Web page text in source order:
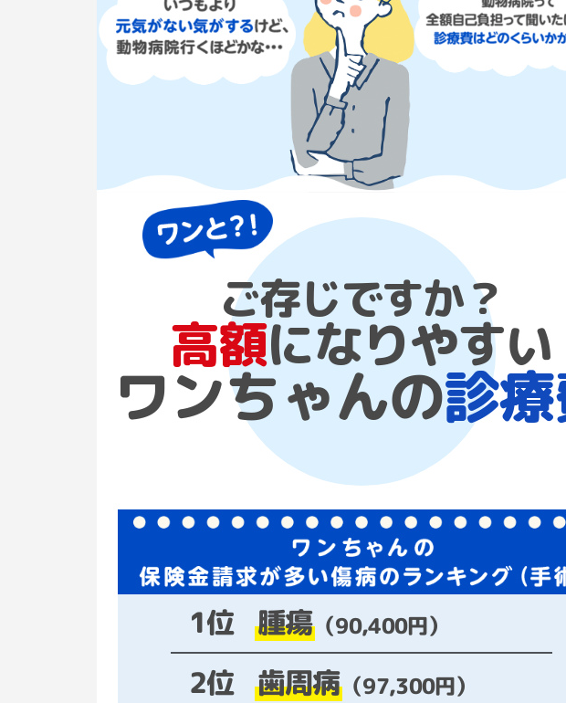
ご存じですか？
高額になりやすい
ワンちゃんの診
1位 腫瘍 （90,400円）
2位 歯周病 （97,300円）